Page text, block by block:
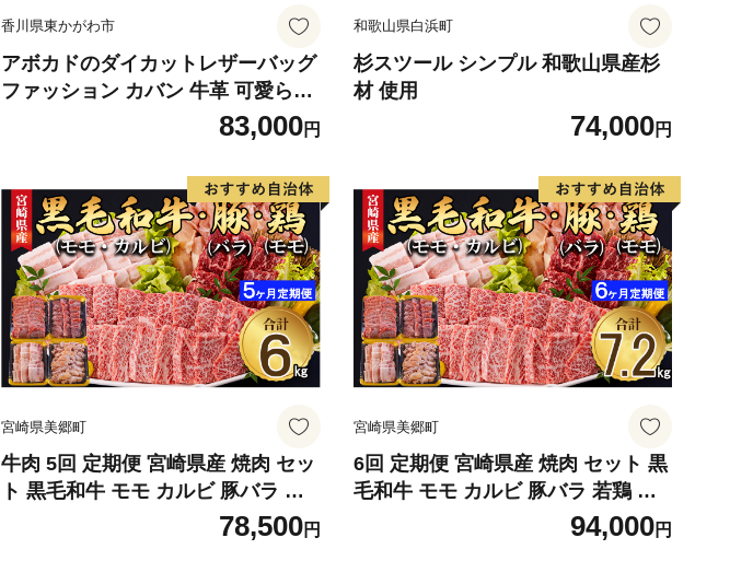
香川県東かがわ市
アボカドのダイカットレザーバッグ
ファッション カバン 牛革 可愛らし
い ミニショルダー ファスナー ポケ
83,000円
和歌山県白浜町
杉スツール シンプル 和歌山県産杉
材 使用
74,000円
宮崎県美郷町
牛肉 5回 定期便 宮崎県産 焼肉 セッ
ト 黒毛和牛 モモ カルビ 豚バラ 若
鶏 モモ 各 300g 計 6kg [サンアグリ
フーズ 宮崎県 美郷町 31ba0038] 小
78,500円
宮崎県美郷町
6回 定期便 宮崎県産 焼肉 セット 黒
毛和牛 モモ カルビ 豚バラ 若鶏 モ
モ 合計7.2kg 各300g [サンアグリフ
ーズ 宮崎県 美郷町 31ba0039] 小分
94,000円